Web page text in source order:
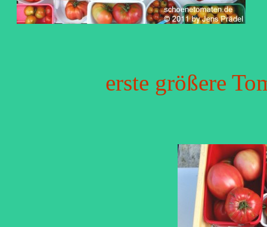
erste größere